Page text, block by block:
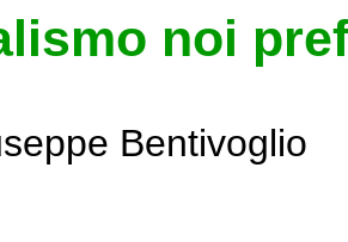
noi
Bentivoglio